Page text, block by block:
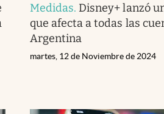
Medidas. Disney+ lanzó
que afecta a todas las
Argentina
martes, 12 de Noviembre de 2024